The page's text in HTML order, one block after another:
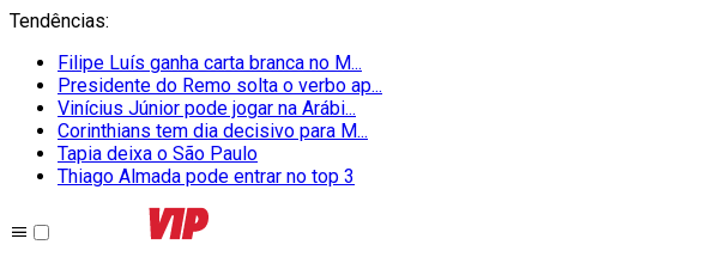
Tendências:
Filipe Luís ganha carta branca no M...
Presidente do Remo solta o verbo ap...
Vinícius Júnior pode jogar na Arábi...
Corinthians tem dia decisivo para M...
Tapia deixa o São Paulo
Thiago Almada pode entrar no top 3